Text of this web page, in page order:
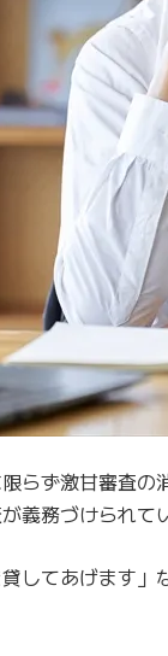
らず激甘審査の
義務づけられて
してあげます